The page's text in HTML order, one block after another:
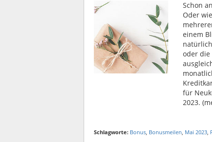
Schon
Oder
einem
oder die
für
2023.
Schlagworte: Bonus, Bonusmeilen, Mai 2023,